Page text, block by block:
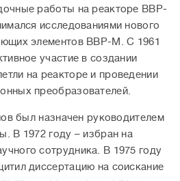
работы на реакторе ВВР-
исследованиями нового
элементов ВВР-М. С 1961
участие в создании
на реакторе и проведении
преобразователей.
был назначен руководителем
В 1972 году – избран на
сотрудника. В 1975 году
диссертацию на соискание